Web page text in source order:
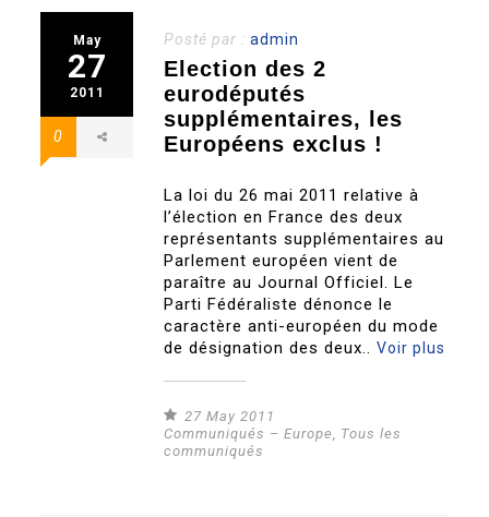
May
27
2011
0
Posté par :admin
Election des 2
eurodéputés
supplémentaires, les
Européens exclus !
La loi du 26 mai 2011 relative à
l’élection en France des deux
représentants supplémentaires au
Parlement européen vient de
paraître au Journal Officiel. Le
Parti Fédéraliste dénonce le
caractère anti-européen du mode
de désignation des deux..Voir plus
27 May 2011
Communiqués – Europe, Tous les
communiqués